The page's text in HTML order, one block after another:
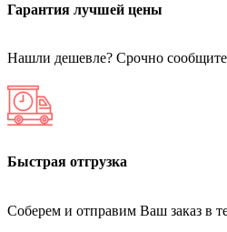
Гарантия лучшей цены
Нашли дешевле? Срочно
Быстрая отгрузка
Соберем и отправим Ваш заказ в